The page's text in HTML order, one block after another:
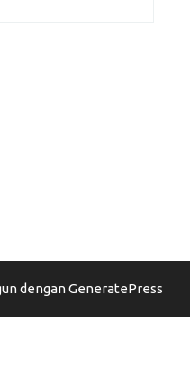
denganGeneratePress